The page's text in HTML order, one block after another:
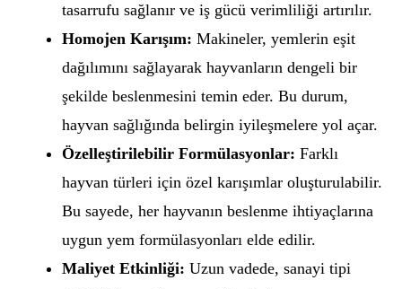
tasarrufu sağlanır ve iş gücü verimliliği artırılır.
Homojen Karışım: Makineler, yemlerin eşit
dağılımını sağlayarak hayvanların dengeli bir
şekilde beslenmesini temin eder. Bu durum,
hayvan sağlığında belirgin iyileşmelere yol açar.
Özelleştirilebilir Formülasyonlar: Farklı
hayvan türleri için özel karışımlar oluşturulabilir.
Bu sayede, her hayvanın beslenme ihtiyaçlarına
uygun yem formülasyonları elde edilir.
Maliyet Etkinliği: Uzun vadede, sanayi tipi